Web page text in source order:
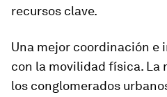
recursos clave.
Una mejor coordinación e
con la movilidad física. La
los conglomerados